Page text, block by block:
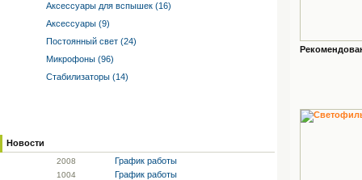
Аксессуары для вспышек (16)
Аксессуары (9)
Постоянный свет (24)
Микрофоны (96)
Стабилизаторы (14)
Новости
2008 График работы
1004 График работы